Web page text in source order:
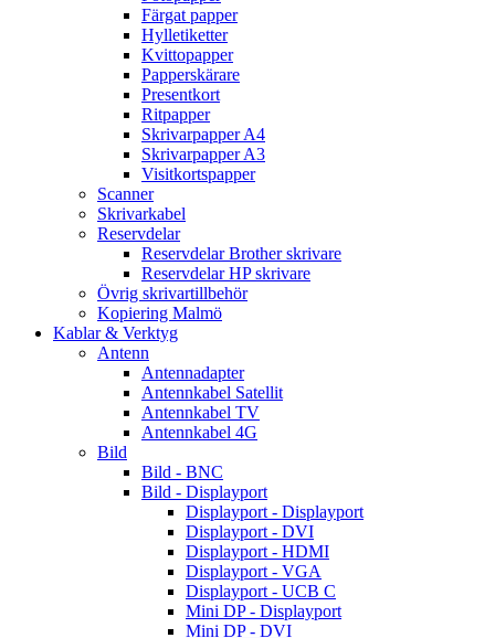
Färgat papper
Hylletiketter
Kvittopapper
Papperskärare
Presentkort
Ritpapper
Skrivarpapper A4
Skrivarpapper A3
Visitkortspapper
Scanner
Skrivarkabel
Reservdelar
Reservdelar Brother skrivare
Reservdelar HP skrivare
Övrig skrivartillbehör
Kopiering Malmö
Kablar & Verktyg
Antenn
Antennadapter
Antennkabel Satellit
Antennkabel TV
Antennkabel 4G
Bild
Bild - BNC
Bild - Displayport
Displayport - Displayport
Displayport - DVI
Displayport - HDMI
Displayport - VGA
Displayport - UCB C
Mini DP - Displayport
Mini DP - DVI